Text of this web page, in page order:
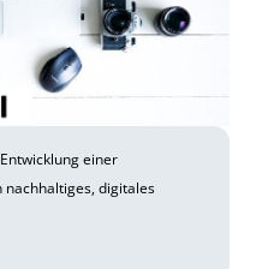
einer
digitales